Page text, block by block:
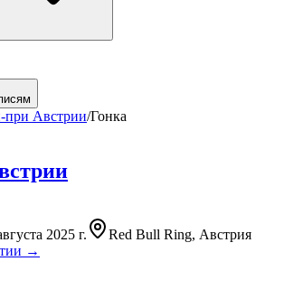
при Австрии/Гонка
2025 г.
Red Bull Ring, Австрия
→